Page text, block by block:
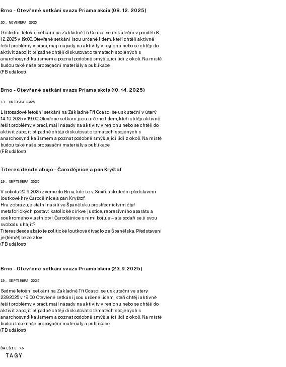
Brno - Otevřené setkání svazu Priama akcia (08. 12. 2025)
26. NOVEMBRA 2025
Poslední letošní setkání na Základně Tři Ocásci se uskuteční v ponděli 8.
12. 2025 v 19:00. Otevřené setkání jsou určené lidem, kteří chtějí aktivně
řešit problémy v práci, mají nápady na aktivity v regionu nebo se chtějí do
aktivit zapojit, případně chtějí diskutovat o tématech spojených s
anarchosyndikalismem a poznat podobně smýšlející lidi z okolí. Na místě
budou také naše propagační materiály a publikace.
(FB událost)
Brno - Otevřené setkání svazu Priama akcia (10. 14. 2025)
13. OKTÓBRA 2025
Listopadové letošní setkání na Základně Tři Ocásci se uskuteční v úterý
14. 10. 2025 v 19:00. Otevřené setkání jsou určené lidem, kteří chtějí aktivně
řešit problémy v práci, mají nápady na aktivity v regionu nebo se chtějí do
aktivit zapojit, případně chtějí diskutovat o tématech spojených s
anarchosyndikalismem a poznat podobně smýšlející lidi z okolí. Na místě
budou také naše propagační materiály a publikace.
(FB událost)
Títeres desde abajo - Čarodějnice a pan Kryštof
19. SEPTEMBRA 2025
V sobotu 20. 9. 2025 zveme do Brna, kde se v Sibiři uskuteční představení
loutkové hry Čarodějnice a pan Kryštof.
Hra zobrazuje státní násilí ve Španělsku prostřednictvím čtyř
metaforických postav: katolické církve, justice, represivního aparátu a
soukromého vlastnictví. Čarodějnice s nimi bojuje – ale podaří se jí svou
svobodu uhájit?
Títeres desde abajo je politické loutkové divadlo ze Španělska. Představení
je (téměř) beze zlov.
(FB událost)
Brno - Otevřené setkání svazu Priama akcia (23.9.2025)
19. SEPTEMBRA 2025
Sedmé letošní setkání na Základně Tři Ocásci se uskuteční ve uterý
23.9.2025 v 19:00. Otevřené setkání jsou určené lidem, kteří chtějí aktivně
řešit problémy v práci, mají nápady na aktivity v regionu nebo se chtějí do
aktivit zapojit, případně chtějí diskutovat o tématech spojených s
anarchosyndikalismem a poznat podobně smýšlející lidi z okolí. Na místě
budou také naše propagační materiály a publikace.
(FB událost)
ĎALŠIE >>
TAGY